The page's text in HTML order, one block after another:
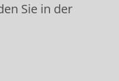
Sie in der